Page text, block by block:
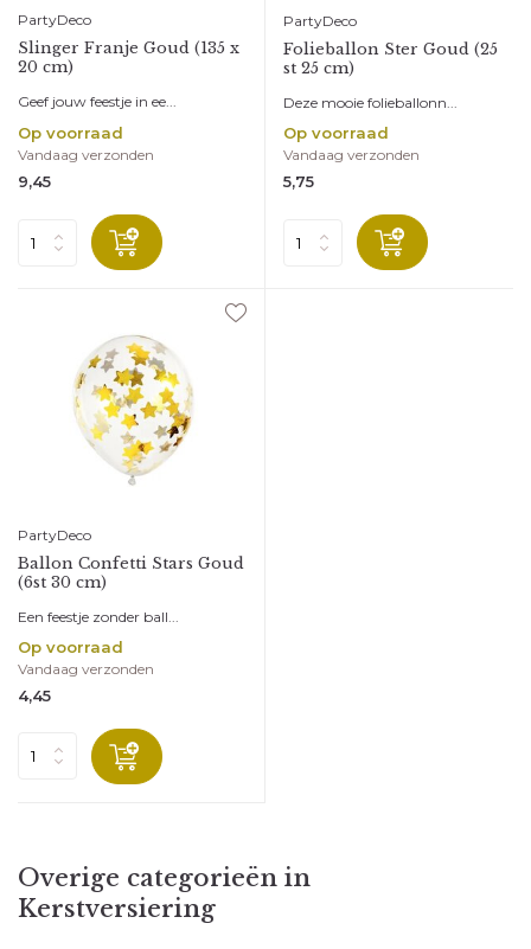
PartyDeco
Slinger Franje Goud (135 x
20 cm)
Geef jouw feestje in ee...
Op voorraad
Vandaag verzonden
9,45
PartyDeco
Folieballon Ster Goud (25
st 25 cm)
Deze mooie folieballonn...
Op voorraad
Vandaag verzonden
5,75
PartyDeco
Ballon Confetti Stars Goud
(6st 30 cm)
Een feestje zonder ball...
Op voorraad
Vandaag verzonden
4,45
Overige categorieën in
Kerstversiering